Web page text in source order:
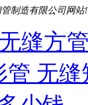
制造有限公司网站!